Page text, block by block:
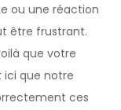
ou une réaction
être frustrant.
que votre
ici que notre
ces